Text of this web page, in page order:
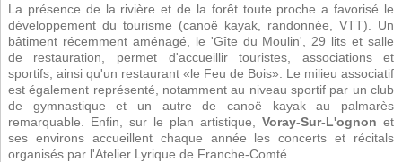
La présence de la rivière et de la forêt toute proche a favorisé le
développement du tourisme (canoë kayak, randonnée, VTT). Un
bâtiment récemment aménagé, le 'Gîte du Moulin', 29 lits et salle
de restauration, permet d'accueillir touristes, associations et
sportifs, ainsi qu'un restaurant «le Feu de Bois». Le milieu associatif
est également représenté, notamment au niveau sportif par un club
de gymnastique et un autre de canoë kayak au palmarès
remarquable. Enfin, sur le plan artistique,
Voray-Sur-L'ognon et
ses environs accueillent chaque année les concerts et récitals
organisés par l'Atelier Lyrique de Franche-Comté.